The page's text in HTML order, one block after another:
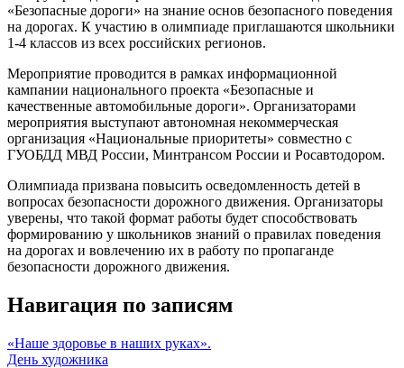
«Безопасные дороги» на знание основ безопасного поведения
на дорогах. К участию в олимпиаде приглашаются школьники
1-4 классов из всех российских регионов.
Мероприятие проводится в рамках информационной
кампании национального проекта «Безопасные и
качественные автомобильные дороги». Организаторами
мероприятия выступают автономная некоммерческая
организация «Национальные приоритеты» совместно с
ГУОБДД МВД России, Минтрансом России и Росавтодором.
Олимпиада призвана повысить осведомленность детей в
вопросах безопасности дорожного движения. Организаторы
уверены, что такой формат работы будет способствовать
формированию у школьников знаний о правилах поведения
на дорогах и вовлечению их в работу по пропаганде
безопасности дорожного движения.
Навигация по записям
«Наше здоровье в наших руках».
День художника